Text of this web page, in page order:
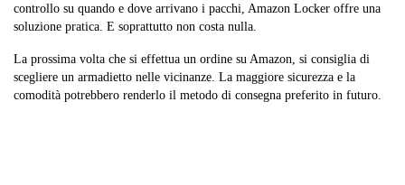
controllo su quando e dove arrivano i pacchi, Amazon Locker offre una
soluzione pratica. E soprattutto non costa nulla.
La prossima volta che si effettua un ordine su Amazon, si consiglia di
scegliere un armadietto nelle vicinanze. La maggiore sicurezza e la
comodità potrebbero renderlo il metodo di consegna preferito in futuro.